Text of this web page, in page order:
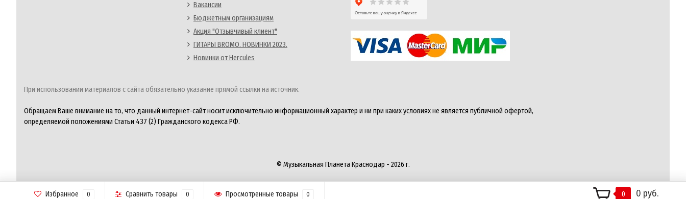
Вакансии
Бюджетным организациям
Акция "Отзывчивый клиент"
ГИТАРЫ BROMO. НОВИНКИ 2023.
Новинки от Hercules
При использовании материалов с сайта обязательно указание прямой ссылки на источник.
Обращаем Ваше внимание на то, что данный интернет-сайт носит исключительно информационный характер и ни при каких условиях не является публичной офертой,
определяемой положениями Статьи 437 (2) Гражданского кодекса РФ.
© Музыкальная Планета Краснодар - 2026 г.
Избранное 0 Сравнить товары 0 Просмотренные товары 0 0 0 руб.